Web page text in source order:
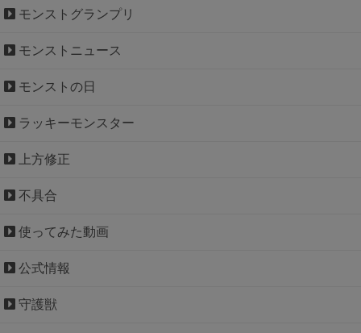
モンストグランプリ
モンストニュース
モンストの日
ラッキーモンスター
上方修正
不具合
使ってみた動画
公式情報
守護獣